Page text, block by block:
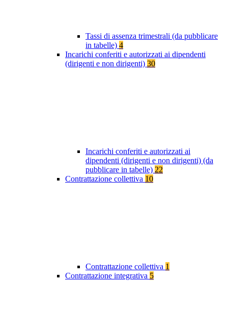
Tassi di assenza trimestrali (da pubblicare
in tabelle) 4
Incarichi conferiti e autorizzati ai dipendenti
(dirigenti e non dirigenti) 30
Incarichi conferiti e autorizzati ai
dipendenti (dirigenti e non dirigenti) (da
pubblicare in tabelle) 22
Contrattazione collettiva 10
Contrattazione collettiva 1
Contrattazione integrativa 5